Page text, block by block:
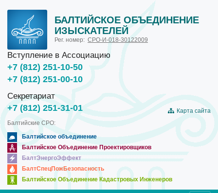
БАЛТИЙСКОЕ ОБЪЕДИНЕНИЕ
ИЗЫСКАТЕЛЕЙ
Рег. номер: СРО-И-018-30122009
Вступление в Ассоциацию
+7 (812) 251-10-50
+7 (812) 251-00-10
Секретариат
+7 (812) 251-31-01
Карта сайта
Балтийские СРО:
Балтийское объединение
Балтийское Объединение Проектировщиков
БалтЭнергоЭффект
БалтСпецПожБезопасность
Балтийское Объединение Кадастровых Инженеров